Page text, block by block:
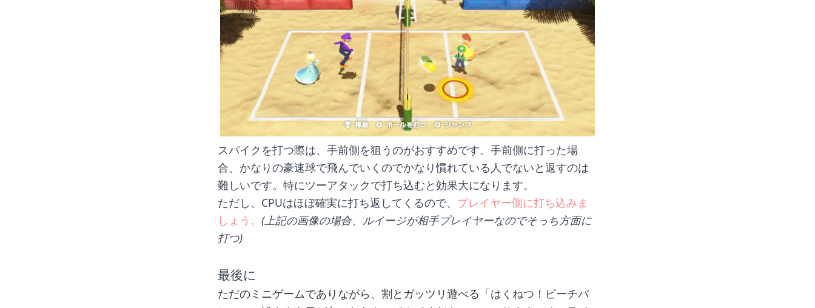
スパイクを打つ際は、手前側を狙うのがおすすめです。手前側に打った場
合、かなりの豪速球で飛んでいくのでかなり慣れている人でないと返すのは
難しいです。特にツーアタックで打ち込むと効果大になります。
ただし、CPUはほぼ確実に打ち返してくるので、 プレイヤー側に打ち込みま
しょう。 (上記の画像の場合、ルイージが相手プレイヤーなのでそっち方面に
打つ)
最後に
ただのミニゲームでありながら、割とガッツリ遊べる「はくねつ！ビーチバ